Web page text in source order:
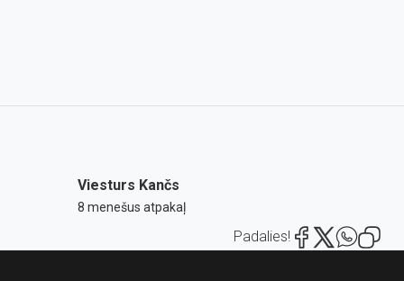
Viesturs Kančs
8 menešus atpakaļ
Padalies!